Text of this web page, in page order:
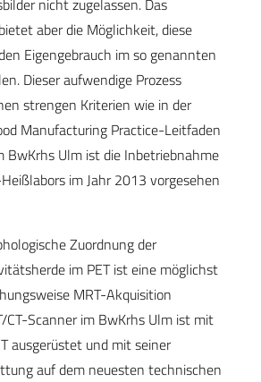
nicht zugelassen. Das
aber die Möglichkeit, diese
Eigengebrauch im so genannten
Dieser aufwendige Prozess
strengen Kriterien wie in der
Manufacturing Practice-Leitfaden
BwKrhs Ulm ist die Inbetriebnahme
im Jahr 2013 vorgesehen
Zuordnung der
im PET ist eine möglichst
MRT-Akquisition
CT-Scanner im BwKrhs Ulm ist mit
ausgerüstet und mit seiner
auf dem neuesten technischen